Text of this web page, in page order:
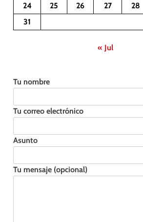
24
25 26 27 28
31
« Jul
Tu nombre
Tu correo electrónico
Asunto
Tu mensaje (opcional)